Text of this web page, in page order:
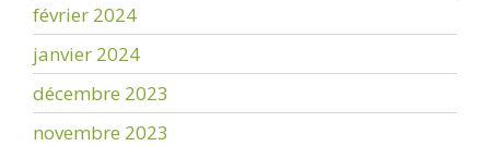
février 2024
janvier 2024
décembre 2023
novembre 2023